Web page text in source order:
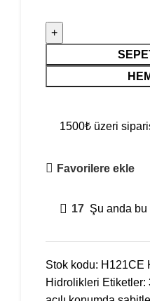
1500₺ üzeri
Favorilere ekle
17 Şu anda
Stok kodu: H121CE
Hidrolikleri Etiketler: